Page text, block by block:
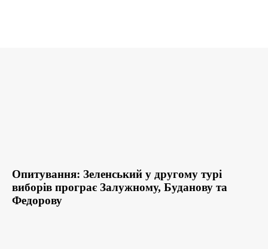
Опитування: Зеленський у другому турі
виборів програє Залужному, Буданову та
Федорову